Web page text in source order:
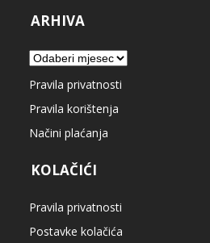
ARHIVA
Arhiva
Pravila privatnosti
Pravila korištenja
Načini plaćanja
KOLAČIĆI
Pravila privatnosti
Postavke kolačića